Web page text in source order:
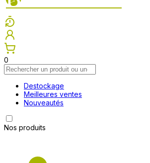
0
Destockage
Meilleures ventes
Nouveautés
Nos produits